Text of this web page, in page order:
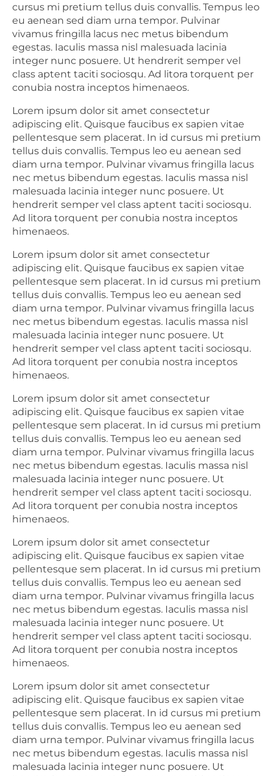
cursus mi pretium tellus duis convallis. Tempus leo
eu aenean sed diam urna tempor. Pulvinar
vivamus fringilla lacus nec metus bibendum
egestas. Iaculis massa nisl malesuada lacinia
integer nunc posuere. Ut hendrerit semper vel
class aptent taciti sociosqu. Ad litora torquent per
conubia nostra inceptos himenaeos.
Lorem ipsum dolor sit amet consectetur
adipiscing elit. Quisque faucibus ex sapien vitae
pellentesque sem placerat. In id cursus mi pretium
tellus duis convallis. Tempus leo eu aenean sed
diam urna tempor. Pulvinar vivamus fringilla lacus
nec metus bibendum egestas. Iaculis massa nisl
malesuada lacinia integer nunc posuere. Ut
hendrerit semper vel class aptent taciti sociosqu.
Ad litora torquent per conubia nostra inceptos
himenaeos.
Lorem ipsum dolor sit amet consectetur
adipiscing elit. Quisque faucibus ex sapien vitae
pellentesque sem placerat. In id cursus mi pretium
tellus duis convallis. Tempus leo eu aenean sed
diam urna tempor. Pulvinar vivamus fringilla lacus
nec metus bibendum egestas. Iaculis massa nisl
malesuada lacinia integer nunc posuere. Ut
hendrerit semper vel class aptent taciti sociosqu.
Ad litora torquent per conubia nostra inceptos
himenaeos.
Lorem ipsum dolor sit amet consectetur
adipiscing elit. Quisque faucibus ex sapien vitae
pellentesque sem placerat. In id cursus mi pretium
tellus duis convallis. Tempus leo eu aenean sed
diam urna tempor. Pulvinar vivamus fringilla lacus
nec metus bibendum egestas. Iaculis massa nisl
malesuada lacinia integer nunc posuere. Ut
hendrerit semper vel class aptent taciti sociosqu.
Ad litora torquent per conubia nostra inceptos
himenaeos.
Lorem ipsum dolor sit amet consectetur
adipiscing elit. Quisque faucibus ex sapien vitae
pellentesque sem placerat. In id cursus mi pretium
tellus duis convallis. Tempus leo eu aenean sed
diam urna tempor. Pulvinar vivamus fringilla lacus
nec metus bibendum egestas. Iaculis massa nisl
malesuada lacinia integer nunc posuere. Ut
hendrerit semper vel class aptent taciti sociosqu.
Ad litora torquent per conubia nostra inceptos
himenaeos.
Lorem ipsum dolor sit amet consectetur
adipiscing elit. Quisque faucibus ex sapien vitae
pellentesque sem placerat. In id cursus mi pretium
tellus duis convallis. Tempus leo eu aenean sed
diam urna tempor. Pulvinar vivamus fringilla lacus
nec metus bibendum egestas. Iaculis massa nisl
malesuada lacinia integer nunc posuere. Ut